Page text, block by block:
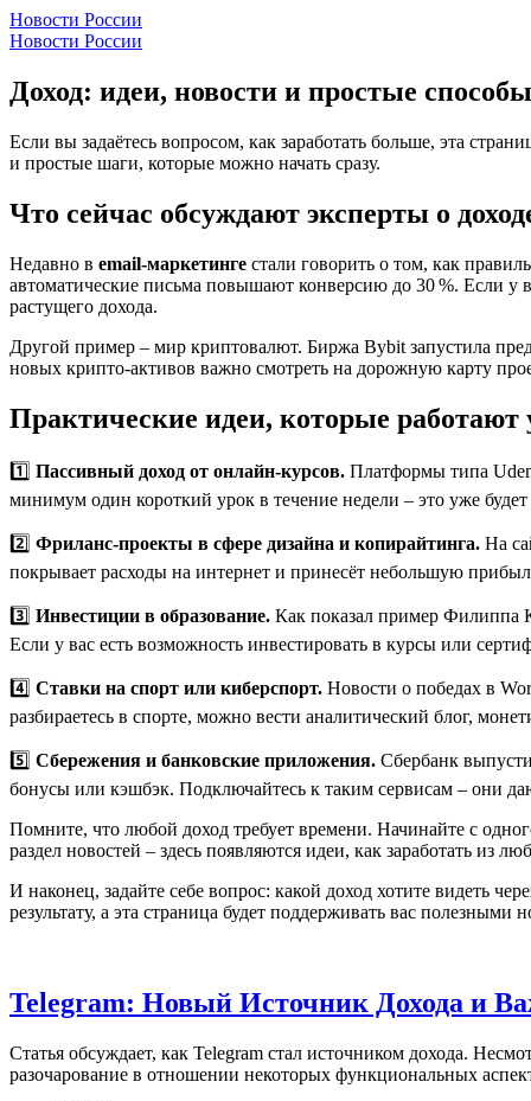
Новости России
Новости России
Доход: идеи, новости и простые
Если вы задаётесь вопросом, как заработать больше, эта
и простые шаги, которые можно начать сразу.
Что сейчас обсуждают эксперты о
Недавно в email‑маркетинге стали говорить о том, как
автоматические письма повышают конверсию до 30 %. Если у
растущего дохода.
Другой пример – мир криптовалют. Биржа Bybit запустила
новых крипто‑активов важно смотреть на дорожную карту
Практические идеи, которые работают
1️⃣ Пассивный доход от онлайн‑курсов. Платформы типа
минимум один короткий урок в течение недели – это уже
2️⃣ Фриланс‑проекты в сфере дизайна и копирайтинга. На
покрывает расходы на интернет и принесёт небольшую
3️⃣ Инвестиции в образование. Как показал пример Филиппа
Если у вас есть возможность инвестировать в курсы или
4️⃣ Ставки на спорт или киберспорт. Новости о победах в
разбираетесь в спорте, можно вести аналитический блог,
5️⃣ Сбережения и банковские приложения. Сбербанк
бонусы или кэшбэк. Подключайтесь к таким сервисам – они
Помните, что любой доход требует времени. Начинайте с
раздел новостей – здесь появляются идеи, как заработать из
И наконец, задайте себе вопрос: какой доход хотите видеть
результату, а эта страница будет поддерживать вас полезными
Telegram: Новый Источник Дохода и
Статья обсуждает, как Telegram стал источником дохода.
разочарование в отношении некоторых функциональных